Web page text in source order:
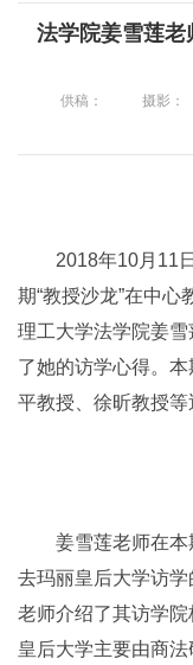
法学院姜雪莲老
供稿： 摄影：
2018年10月11日
期“教授沙龙”在中
理工大学法学院姜
了她的访学心得。
平教授、徐昕教授等
姜雪莲老师在本
去玛丽皇后大学访
老师介绍了其访学
皇后大学主要由商